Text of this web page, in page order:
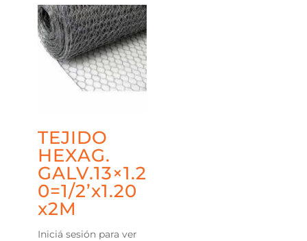
TEJIDO
HEXAG.
GALV.13×1.2
0=1/2’x1.20
x2M
Iniciá sesión para ver